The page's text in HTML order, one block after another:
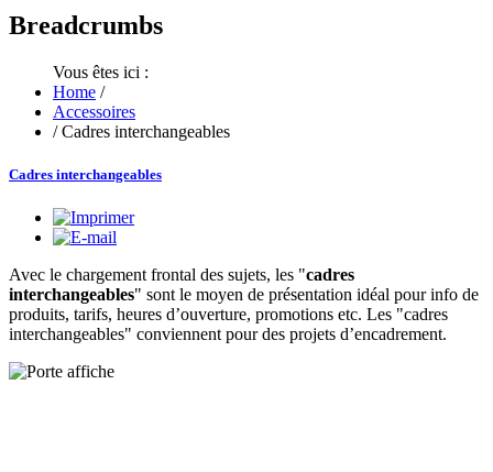
Breadcrumbs
Vous êtes ici :
Home /
Accessoires
/ Cadres interchangeables
Cadres interchangeables
Avec le chargement frontal des sujets, les "cadres
interchangeables" sont le moyen de présentation idéal pour info de
produits, tarifs, heures d’ouverture, promotions etc. Les "cadres
interchangeables" conviennent pour des projets d’encadrement.